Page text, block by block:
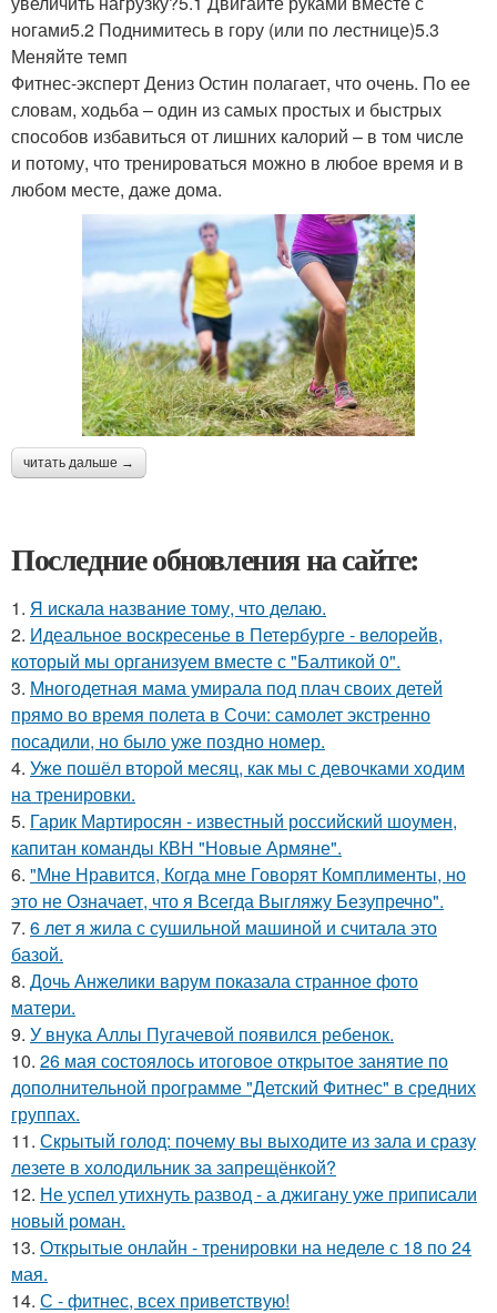
ногами5.2 Поднимитесь в гору (или по лестнице)5.3
Меняйте темп
Фитнес-эксперт Дениз Остин полагает, что очень. По ее
словам, ходьба – один из самых простых и быстрых
способов избавиться от лишних калорий – в том числе
и потому, что тренироваться можно в любое время и в
любом месте, даже дома.
читать дальше →
Последние обновления на сайте:
1. Я искала название тому, что делаю.
2. Идеальное воскресенье в Петербурге - велорейв,
который мы организуем вместе с "Балтикой 0".
3. Многодетная мама умирала под плач своих детей
прямо во время полета в Сочи: самолет экстренно
посадили, но было уже поздно номер.
4. Уже пошёл второй месяц, как мы с девочками ходим
на тренировки.
5. Гарик Мартиросян - известный российский шоумен,
капитан команды КВН "Новые Армяне".
6. "Мне Нравится, Когда мне Говорят Комплименты, но
это не Означает, что я Всегда Выгляжу Безупречно".
7. 6 лет я жила с сушильной машиной и считала это
базой.
8. Дочь Анжелики варум показала странное фото
матери.
9. У внука Аллы Пугачевой появился ребенок.
10. 26 мая состоялось итоговое открытое занятие по
дополнительной программе "Детский Фитнес" в средних
группах.
11. Скрытый голод: почему вы выходите из зала и сразу
лезете в холодильник за запрещёнкой?
12. Не успел утихнуть развод - а джигану уже приписали
новый роман.
13. Открытые онлайн - тренировки на неделе с 18 по 24
мая.
14. С - фитнес, всех приветствую!